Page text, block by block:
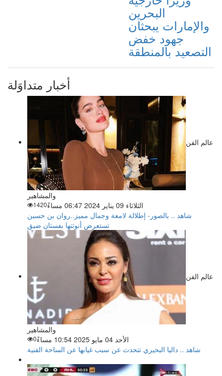
البحرين
والإمارات يبحثان
جهود خفض
التصعيد بالمنطقة
أخبار متداوَلة
عالم الفن
والمشاهير
الثلاثاء 09 يناير 2024 06:47 مساءً
1420
شاهد .. بالصور- إطلالة لامعة وجمال مميز..روان بن حسين
تستعرض أنوثتها بفستان ضيق
عالم الفن
والمشاهير
الأحد 04 مايو 2025 10:54 مساءً
0
شاهد .. داليا البحيري تتحدث عن سبب غيابها عن الساحة الفنية